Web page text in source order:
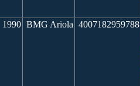
1990 BMG Ariola 4007182959788